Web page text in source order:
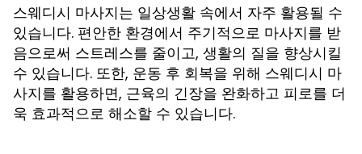
스웨디시 마사지는 일상생활 속에서 자주 활용될 수
있습니다. 편안한 환경에서 주기적으로 마사지를 받
음으로써 스트레스를 줄이고, 생활의 질을 향상시킬
수 있습니다. 또한, 운동 후 회복을 위해 스웨디시 마
사지를 활용하면, 근육의 긴장을 완화하고 피로를 더
욱 효과적으로 해소할 수 있습니다.